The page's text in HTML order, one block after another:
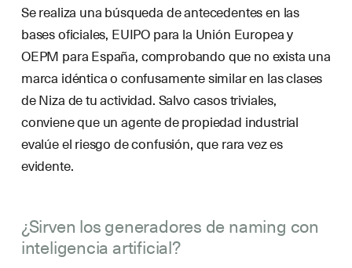
Se realiza una búsqueda de antecedentes en las
bases oficiales, EUIPO para la Unión Europea y
OEPM para España, comprobando que no exista una
marca idéntica o confusamente similar en las clases
de Niza de tu actividad. Salvo casos triviales,
conviene que un agente de propiedad industrial
evalúe el riesgo de confusión, que rara vez es
evidente.
¿Sirven los generadores de naming con
inteligencia artificial?